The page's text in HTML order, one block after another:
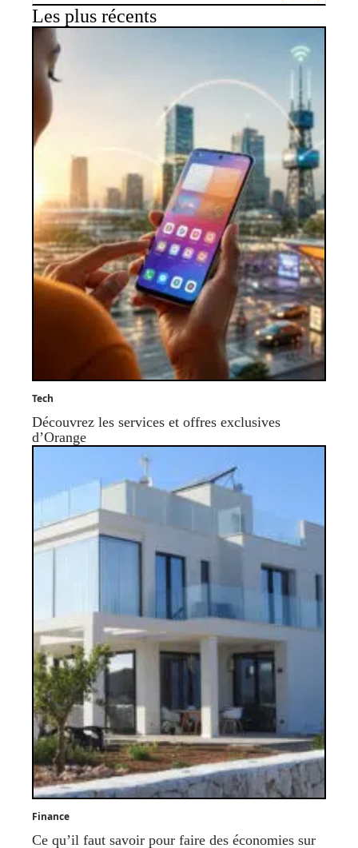
Les plus récents
Tech
Découvrez les services et offres exclusives
d’Orange
Finance
Ce qu’il faut savoir pour faire des économies sur